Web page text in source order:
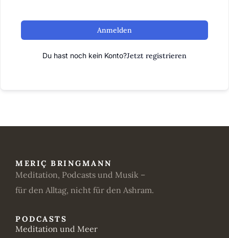
Anmelden
Du hast noch kein Konto?Jetzt registrieren
MERIÇ BRINGMANN
Meditation, Podcasts und Musik –
für den Alltag, nicht für den Ashram.
PODCASTS
Meditation und Meer